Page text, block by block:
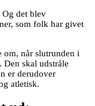
Og det blev
som folk har givet
om, når slutrunden i
skal udstråle
er derudover
atletisk.